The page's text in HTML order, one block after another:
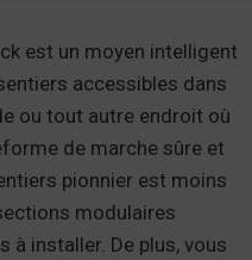
est un moyen intelligent
accessibles dans
ou tout autre endroit où
de marche sûre et
pionnier est moins
modulaires
à installer. De plus, vous